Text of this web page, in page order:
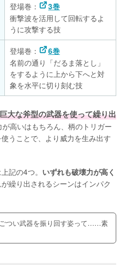
登場巻：
3巻
衝撃波を活用して回転するよ
うに攻撃する技
登場巻：
6巻
名前の通り「だるま落とし」
をするように上から下へと対
象を水平に切り刻む技
大な斧型の武器を使って繰り出
高いはもちろん、柄のトリガー
うことで、より威力を生み出す
記の4つ。 いずれも破壊力が高く
繰り出されるシーンはインパク
つい武器を振り回す姿って……素